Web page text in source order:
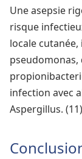
Une asepsie
risque
locale
infection avec
Aspergillus. (11)